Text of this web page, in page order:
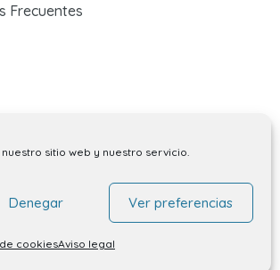
sitio web y nuestro servicio.
Denegar Ver preferencias
cookiesAviso legal
Frecuentes